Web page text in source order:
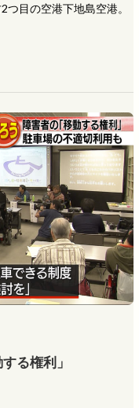
目の空港下地島空港。
る権利」